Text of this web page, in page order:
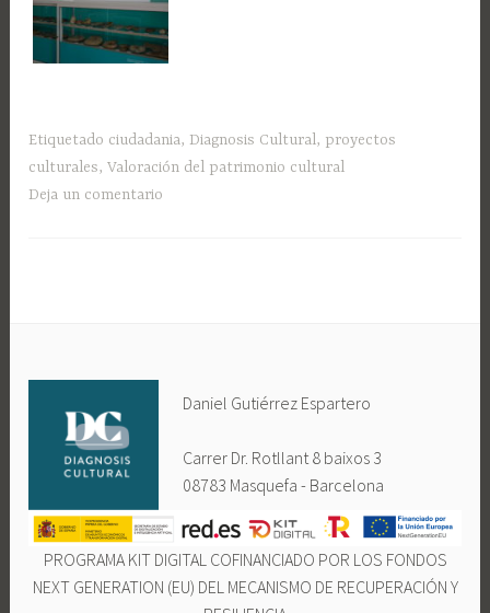
Etiquetado ciudadania,Diagnosis Cultural, proyectos
culturales,Valoración del patrimonio cultural
Deja un comentario
Daniel Gutiérrez Espartero
Carrer Dr. Rotllant 8 baixos 3
08783 Masquefa - Barcelona
PROGRAMA KIT DIGITAL COFINANCIADO POR LOS FONDOS
NEXT GENERATION (EU) DEL MECANISMO DE RECUPERACIÓN Y